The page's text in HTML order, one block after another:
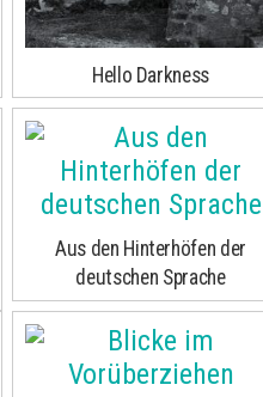
Hello Darkness
Aus den Hinterhöfen der
deutschen Sprache